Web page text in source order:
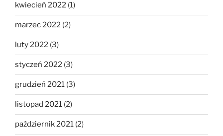
kwiecień 2022 (1)
marzec 2022 (2)
luty 2022 (3)
styczeń 2022 (3)
grudzień 2021 (3)
listopad 2021 (2)
październik 2021 (2)